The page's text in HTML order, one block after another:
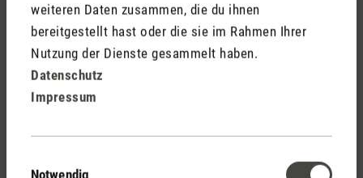
weiteren Daten zusammen, die du ihnen
bereitgestellt hast oder die sie im Rahmen Ihrer
Nutzung der Dienste gesammelt haben.
Datenschutz
Impressum
Notwendig
Die mit einem Stern (*) markierten Felder sind Pflichtfelder.